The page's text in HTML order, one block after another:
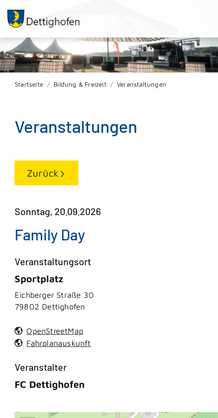
Startseite Bildung & Freizeit Veranstaltungen
Veranstaltungen
Zurück
Sonntag, 20.09.2026
Family Day
Veranstaltungsort
Sportplatz
Eichberger Straße 30
79802 Dettighofen
OpenStreetMap
Fahrplanauskunft
Veranstalter
FC Dettighofen